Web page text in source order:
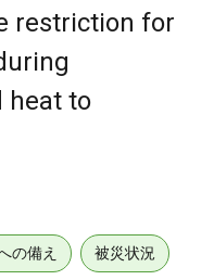
restriction for
heat to
の備え 被災状況